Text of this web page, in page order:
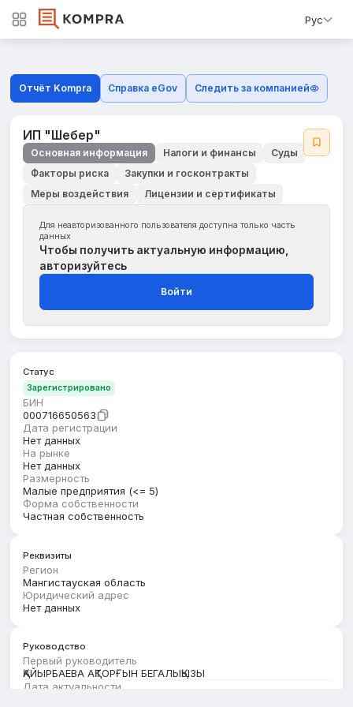
Рус
Отчёт Kompra Справка eGov Следить за компанией
ИП "Шебер"
Основная информация Налоги и финансы
Суды
Факторы риска
Закупки и госконтракты
Меры воздействия
Лицензии и сертификаты
Для неавторизованного пользователя доступна только часть
данных
Чтобы получить актуальную информацию,
авторизуйтесь
Войти
Статус
Зарегистрировано
БИН
000716650563
Дата регистрации
Нет данных
На рынке
Нет данных
Размерность
Малые предприятия (<= 5)
Форма собственности
Частная собственность
Реквизиты
Регион
Мангистауская область
Юридический адрес
Нет данных
Руководство
Первый руководитель
ҚАЙЫРБАЕВА АҚТОРҒЫН БЕГАЛЫҚЫЗЫ
Дата актуальности